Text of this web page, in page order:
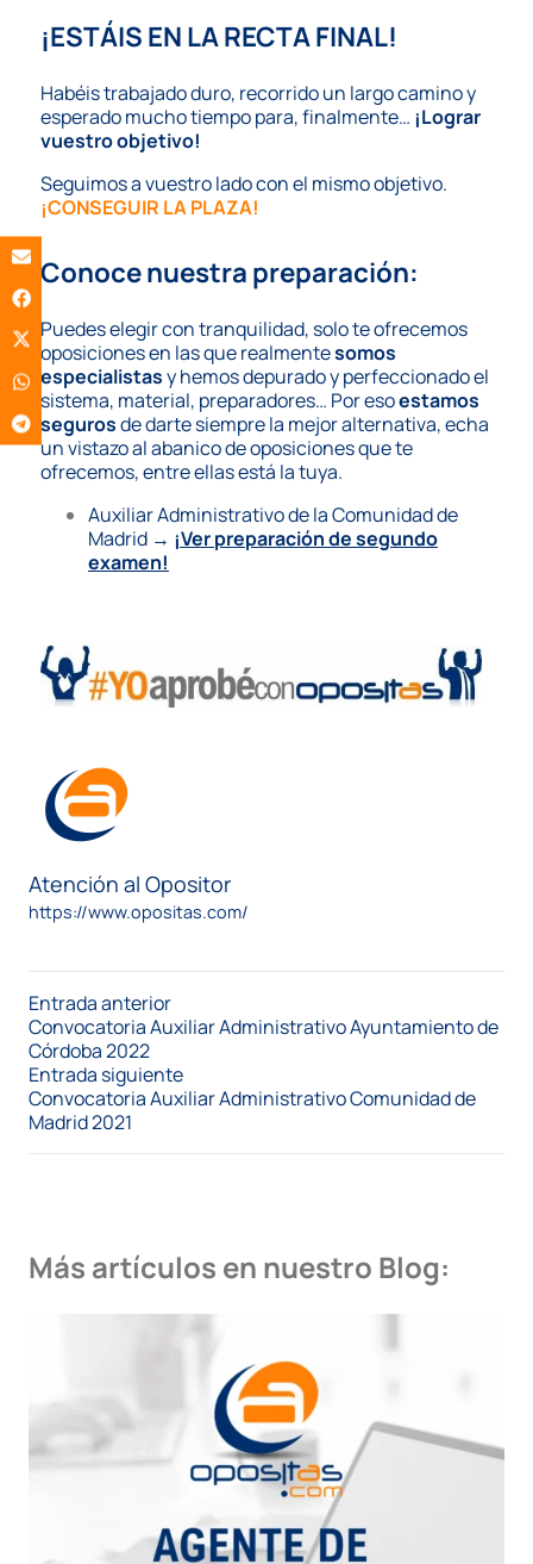
¡ESTÁIS EN LA RECTA FINAL!
Habéis trabajado duro, recorrido un largo camino y
esperado mucho tiempo para, finalmente… ¡Lograr
vuestro objetivo!
Seguimos a vuestro lado con el mismo objetivo.
¡CONSEGUIR LA PLAZA!
Conoce nuestra preparación:
Puedes elegir con tranquilidad, solo te ofrecemos
oposiciones en las que realmentesomos
especialistasy hemos depurado y perfeccionado el
sistema, material, preparadores… Por esoestamos
segurosde darte siempre la mejor alternativa, echa
un vistazo al abanico de oposiciones que te
ofrecemos, entre ellas está la tuya.
Auxiliar Administrativo de la Comunidad de
Madrid → ¡Ver preparación de segundo
examen!
Atención al Opositor
https://www.opositas.com/
Entrada anterior
Convocatoria Auxiliar Administrativo Ayuntamiento de
Córdoba 2022
Entrada siguiente
Convocatoria Auxiliar Administrativo Comunidad de
Madrid 2021
Más artículos en nuestro Blog: